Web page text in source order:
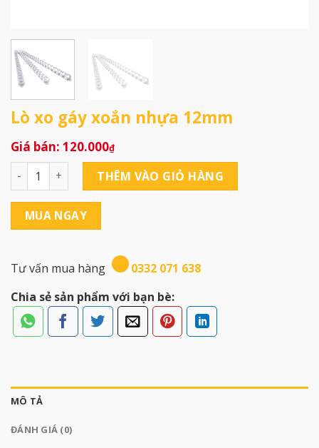
Lò xo gáy xoắn nhựa 12mm
120.000₫
Lò xo gáy xoắn nhựa 12mm số lượng
THÊM VÀO GIỎ HÀNG
MUA NGAY
Tư vấn mua hàng
0332 071 638
Chia sẻ sản phẩm với bạn bè:
MÔ TẢ
ĐÁNH GIÁ (0)